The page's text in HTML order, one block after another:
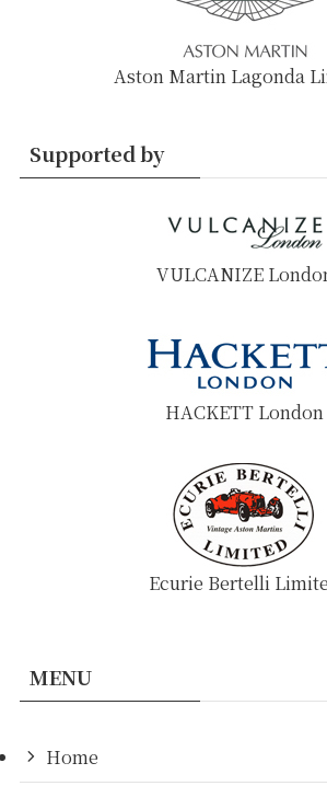
Aston Martin Lagonda
Supported by
VULCANIZE
HACKETT London
Ecurie Bertelli
MENU
Home